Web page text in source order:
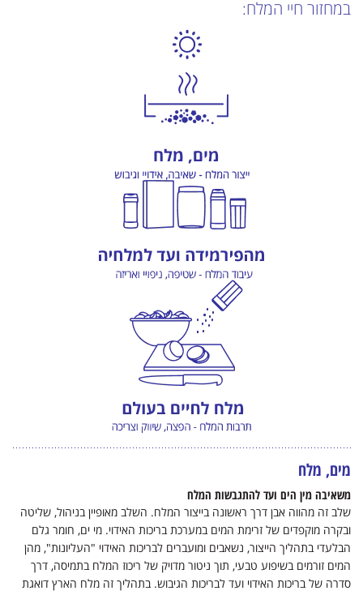
במחזור חיי המלח:
מים, מלח
משאיבה מין הים ועד להתגבשות המלח
שלב זה מהווה אבן דרך ראשונה בייצור המלח. השלב מאופיין בניהול, שליטה
ובקרה מוקפדים של זרימת המים במערכת בריכות האידוי. מי ים, חומר גלם
הבלעדי בתהליך הייצור, נשאבים ומועברים לבריכות האידוי "העליונות", מהן
המים זורמים בשיפוע טבעי, תוך ניטור מדויק של ריכוז המלח בתמיסה, דרך
סדרה של בריכות האידוי ועד לבריכות הגיבוש. בתהליך זה מלח הארץ דואגת